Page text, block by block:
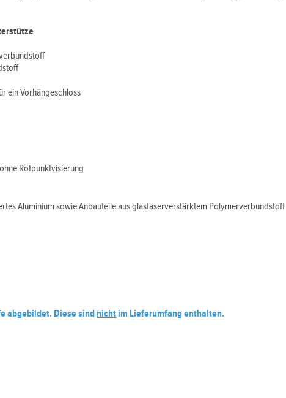
ein Vorhängeschloss
ohne Rotpunktvisierung
Aluminium sowie Anbauteile aus glasfaserverstärktem Polymerverbundstoff
abgebildet. Diese sindnichtim Lieferumfang enthalten.